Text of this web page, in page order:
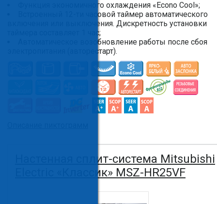
Функция экономичного охлаждения «Econo Cool»;
Встроенный 12-ти часовой таймер автоматического
включения или выключения. Дискретность установки
таймера составляет 1 час;
Автоматическое возобновление работы после сбоя
электропитания (авторестарт).
Настенная сплит-система Mitsubishi
Electric «Классик» MSZ-HR25VF